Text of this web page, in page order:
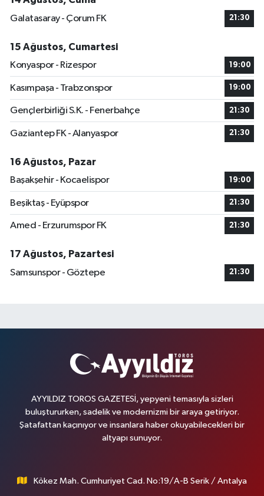
Galatasaray - Çorum FK
21:30
15 Ağustos, Cumartesi
Konyaspor - Rizespor
19:00
Kasımpaşa - Trabzonspor 19:00
Gençlerbirliği S.K. - Fenerbahçe 21:30
Gaziantep FK - Alanyaspor 21:30
16 Ağustos, Pazar
Başakşehir - Kocaelispor
19:00
Beşiktaş - Eyüpspor 21:30
Amed - Erzurumspor FK 21:30
17 Ağustos, Pazartesi
Samsunspor - Göztepe
21:30
AYYILDIZ TOROS GAZETESİ, yepyeni temasıyla sizleri
buluştururken, sadelik ve modernizmi bir araya getiriyor.
Şatafattan kaçınıyor ve insanlara haber okuyabilecekleri bir
altyapı sunuyor.
Kökez Mah. Cumhuriyet Cad. No:19/A-B Serik / Antalya